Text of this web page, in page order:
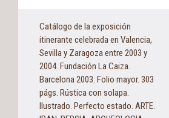
Catálogo de la exposición
itinerante celebrada en Valencia,
Sevilla y Zaragoza entre 2003 y
2004. Fundación La Caiza.
Barcelona 2003. Folio mayor. 303
págs. Rústica con solapa.
Ilustrado. Perfecto estado. ARTE.